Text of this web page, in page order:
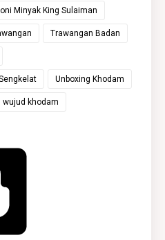
Minyak King Sulaiman
Trawangan Badan
Unboxing Khodam
wujud khodam